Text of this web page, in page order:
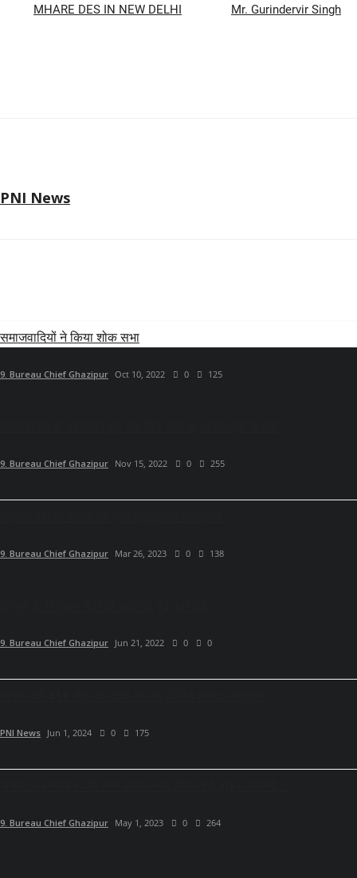
MHARE DES IN NEW DELHI
Mr. Gurindervir Singh
PNI News
समाजवादियों ने किया शोक सभा
9. Bureau Chief Ghazipur Oct 10, 2022 0 125
9. Bureau Chief Ghazipur Nov 15, 2022 0 255
9. Bureau Chief Ghazipur Mar 26, 2023 0 138
9. Bureau Chief Ghazipur Jun 21, 2022 0 0
PNI News Jun 1, 2024 0 175
9. Bureau Chief Ghazipur May 1, 2023 0 264